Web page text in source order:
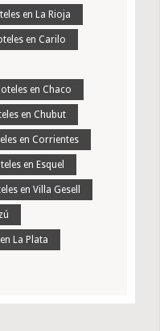
en La Rioja
en Carilo
en Chaco
en Chubut
en Corrientes
en Esquel
en Villa Gesell
La Plata